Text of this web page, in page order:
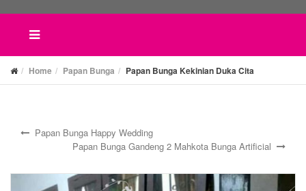
Home Papan Bunga Papan Bunga Kekinian Duka Cita
Papan Bunga Happy Wedding
Papan Bunga Gandeng 2 Mahkota Bunga Artificial